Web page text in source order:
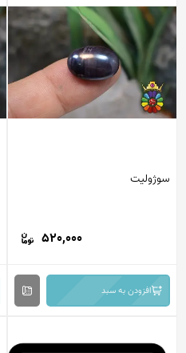
سوژولیت
520,000
افزودن به سبد